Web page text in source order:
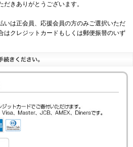
だきありがとうございます。
は正会員、応援会員の方のみご選択いただ
はクレジットカードもしくは郵便振替のいず